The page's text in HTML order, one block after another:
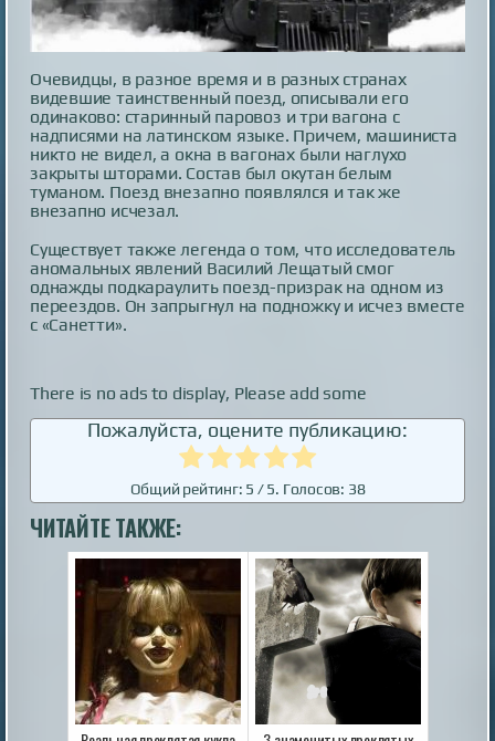
Очевидцы, в разное время и в разных странах
видевшие таинственный поезд, описывали его
одинаково: старинный паровоз и три вагона с
надписями на латинском языке. Причем, машиниста
никто не видел, а окна в вагонах были наглухо
закрыты шторами. Состав был окутан белым
туманом. Поезд внезапно появлялся и так же
внезапно исчезал.
Существует также легенда о том, что исследователь
аномальных явлений Василий Лещатый смог
однажды подкараулить поезд-призрак на одном из
переездов. Он запрыгнул на подножку и исчез вместе
с «Санетти».
There is no ads to display, Please add some
Пожалуйста, оцените публикацию:
Общий рейтинг: 5 / 5. Голосов: 38
ЧИТАЙТЕ ТАКЖЕ: